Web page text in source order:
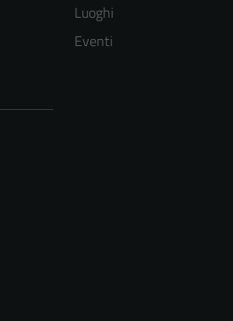
Luoghi
Eventi